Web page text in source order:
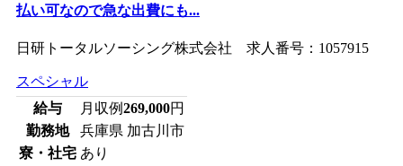
払い可なので急な出費にも...
日研トータルソーシング株式会社 求人番号：1057915
スペシャル
給与
月収例269,000円
勤務地
兵庫県 加古川市
寮・社宅 あり